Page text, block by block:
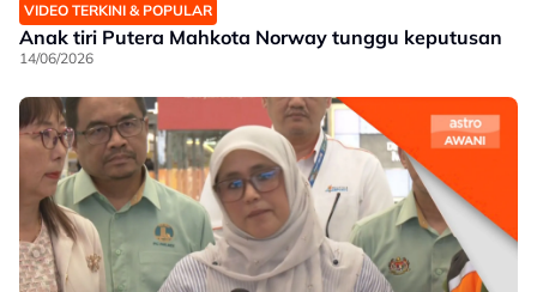
VIDEO TERKINI & POPULAR
Anak tiri Putera Mahkota Norway tunggu keputusan
14/06/2026